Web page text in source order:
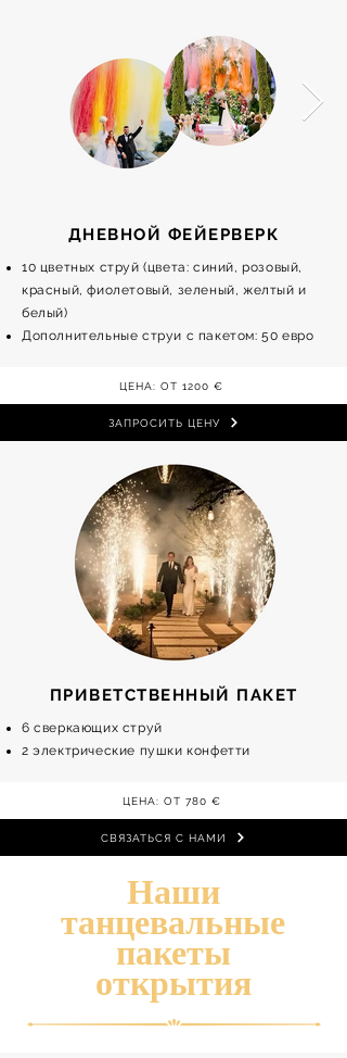
ДНЕВНОЙ ФЕЙЕРВЕРК
10 цветных струй (цвета: синий, розовый,
красный, фиолетовый, зеленый, желтый и
белый)
Дополнительные струи с пакетом: 50 евро
ЦЕНА: ОТ 1200 €
ЗАПРОСИТЬ ЦЕНУ
ПРИВЕТСТВЕННЫЙ ПАКЕТ
6 сверкающих струй
2 электрические пушки конфетти
ЦЕНА: ОТ 780 €
СВЯЗАТЬСЯ С НАМИ
Наши
танцевальные
пакеты
открытия